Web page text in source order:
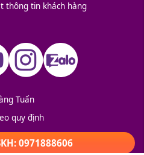
thông tin khách hàng
Tuấn
quy định
0971888606